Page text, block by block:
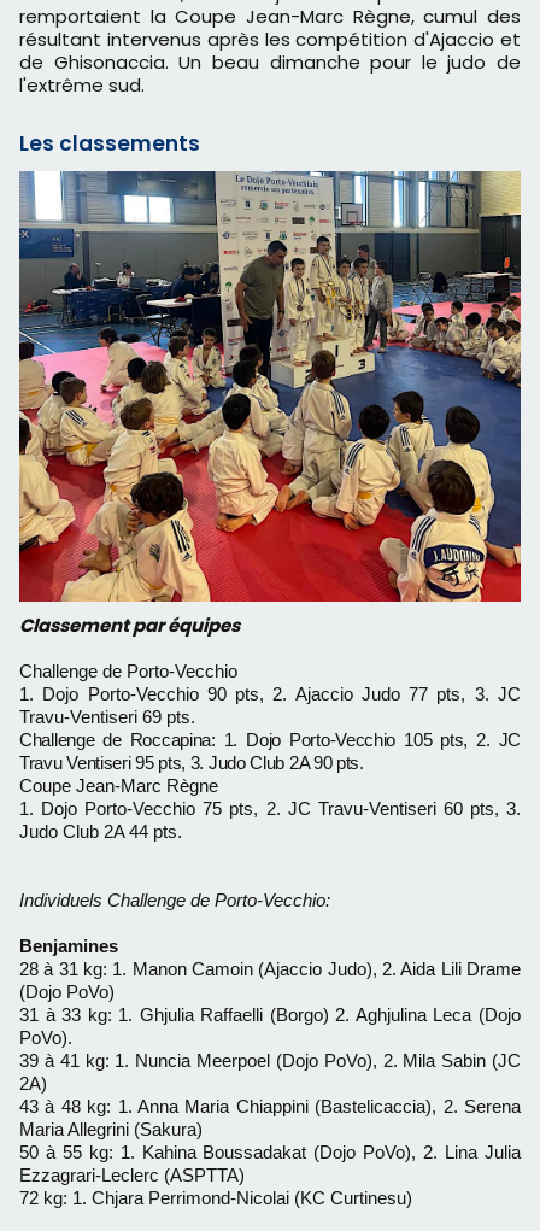
remportaient la Coupe Jean-Marc Règne, cumul des
résultant intervenus après les compétition d'Ajaccio et
de Ghisonaccia. Un beau dimanche pour le judo de
l'extrême sud.
Les classements
Classement par équipes
Challenge de Porto-Vecchio
1. Dojo Porto-Vecchio 90 pts, 2. Ajaccio Judo 77 pts, 3. JC
Travu-Ventiseri 69 pts.
Challenge de Roccapina: 1. Dojo Porto-Vecchio 105 pts, 2. JC
Travu Ventiseri 95 pts, 3. Judo Club 2A 90 pts.
Coupe Jean-Marc Règne
1. Dojo Porto-Vecchio 75 pts, 2. JC Travu-Ventiseri 60 pts, 3.
Judo Club 2A 44 pts.
Individuels Challenge de Porto-Vecchio:
Benjamines
28 à 31 kg: 1. Manon Camoin (Ajaccio Judo), 2. Aida Lili Drame
(Dojo PoVo)
31 à 33 kg: 1. Ghjulia Raffaelli (Borgo) 2. Aghjulina Leca (Dojo
PoVo).
39 à 41 kg: 1. Nuncia Meerpoel (Dojo PoVo), 2. Mila Sabin (JC
2A)
43 à 48 kg: 1. Anna Maria Chiappini (Bastelicaccia), 2. Serena
Maria Allegrini (Sakura)
50 à 55 kg: 1. Kahina Boussadakat (Dojo PoVo), 2. Lina Julia
Ezzagrari-Leclerc (ASPTTA)
72 kg: 1. Chjara Perrimond-Nicolai (KC Curtinesu)